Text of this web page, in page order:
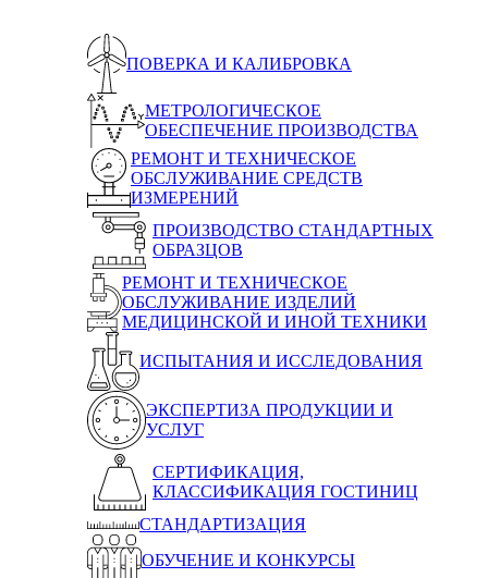
ПОВЕРКА И КАЛИБРОВКА
МЕТРОЛОГИЧЕСКОЕ
ОБЕСПЕЧЕНИЕ ПРОИЗВОДСТВА
РЕМОНТ И ТЕХНИЧЕСКОЕ
ОБСЛУЖИВАНИЕ СРЕДСТВ
ИЗМЕРЕНИЙ
ПРОИЗВОДСТВО СТАНДАРТНЫХ
ОБРАЗЦОВ
РЕМОНТ И ТЕХНИЧЕСКОЕ
ОБСЛУЖИВАНИЕ ИЗДЕЛИЙ
МЕДИЦИНСКОЙ И ИНОЙ ТЕХНИКИ
ИСПЫТАНИЯ И ИССЛЕДОВАНИЯ
ЭКСПЕРТИЗА ПРОДУКЦИИ И
УСЛУГ
СЕРТИФИКАЦИЯ,
КЛАССИФИКАЦИЯ ГОСТИНИЦ
СТАНДАРТИЗАЦИЯ
ОБУЧЕНИЕ И КОНКУРСЫ